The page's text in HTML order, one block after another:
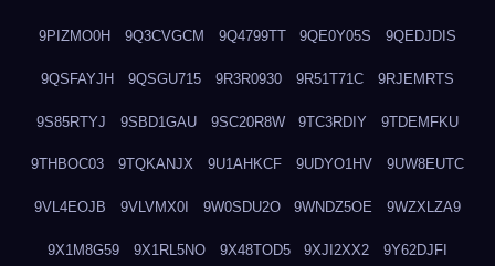
9PIZMO0H 9Q3CVGCM 9Q4799TT 9QE0Y05S 9QEDJDIS
9QSFAYJH 9QSGU715 9R3R0930 9R51T71C 9RJEMRTS
9S85RTYJ 9SBD1GAU 9SC20R8W 9TC3RDIY 9TDEMFKU
9THBOC03 9TQKANJX 9U1AHKCF 9UDYO1HV 9UW8EUTC
9VL4EOJB 9VLVMX0I 9W0SDU2O 9WNDZ5OE 9WZXLZA9
9X1M8G59 9X1RL5NO 9X48TOD5 9XJI2XX2 9Y62DJFI